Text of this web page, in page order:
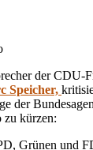
der CDU-
Speicher,
der
kürzen:
Grünen und